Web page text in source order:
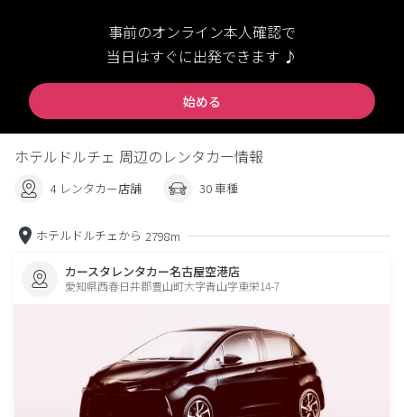
事前のオンライン本人確認で
当日はすぐに出発できます ♪
始める
ホテルドルチェ 周辺のレンタカー情報
4 レンタカー店舗 30 車種
ホテルドルチェから 2798m
カースタレンタカー名古屋空港店
愛知県西春日井郡豊山町大字青山字東栄14-7